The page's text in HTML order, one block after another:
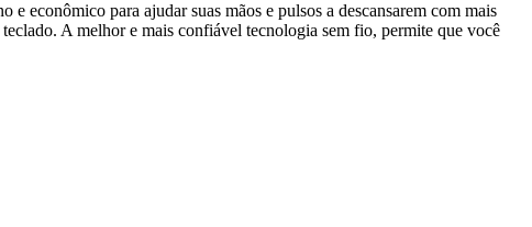
econômico para ajudar suas mãos e pulsos a descansarem com mais
A melhor e mais confiável tecnologia sem fio, permite que você